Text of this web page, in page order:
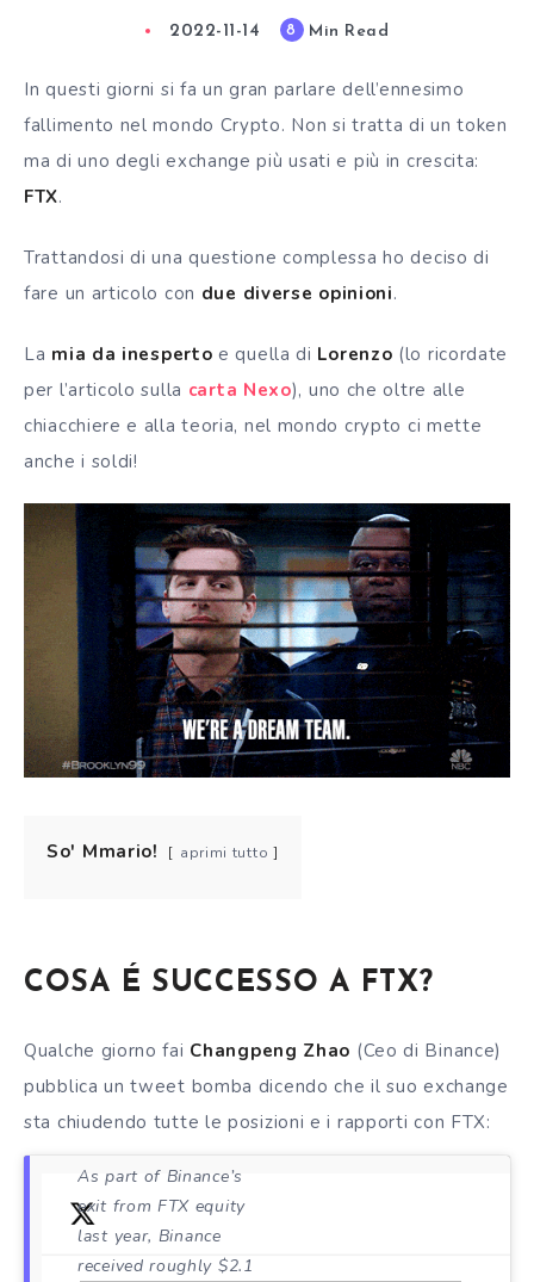
2022-11-14 8 Min Read
In questi giorni si fa un gran parlare dell’ennesimo
fallimento nel mondo Crypto. Non si tratta di un token
ma di uno degli exchange più usati e più in crescita:
FTX.
Trattandosi di una questione complessa ho deciso di
fare un articolo con due diverse opinioni.
La mia da inesperto e quella di Lorenzo (lo ricordate
per l’articolo sulla carta Nexo), uno che oltre alle
chiacchiere e alla teoria, nel mondo crypto ci mette
anche i soldi!
So' Mmario! aprimi tutto
COSA É SUCCESSO A FTX?
Qualche giorno fai Changpeng Zhao (Ceo di Binance)
pubblica un tweet bomba dicendo che il suo exchange
sta chiudendo tutte le posizioni e i rapporti con FTX:
As part of Binance’s
exit from FTX equity
last year, Binance
received roughly $2.1